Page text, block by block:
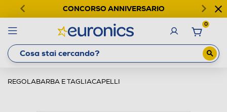
CONCORSO ANNIVERSARIO
0
REGOLABARBA E TAGLIACAPELLI